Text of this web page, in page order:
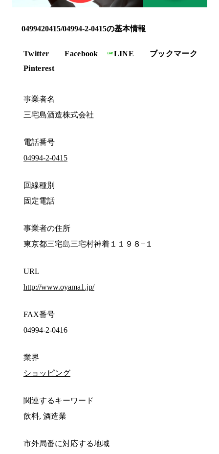
0499420415/04994-2-0415の基本情報
Twitter Facebook LINE
ブックマーク
Pinterest
事業者名
三宅島酒造株式会社
電話番号
04994-2-0415
回線種別
固定電話
事業者の住所
東京都三宅島三宅村神着１１９８−１
URL
http://www.oyama1.jp/
FAX番号
04994-2-0416
業界
ショッピング
関連するキーワード
飲料, 酒造業
市外局番に対応する地域